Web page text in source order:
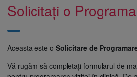
Solicitați o
Aceasta este o Solicitare de
Vă rugăm să completați formularul de